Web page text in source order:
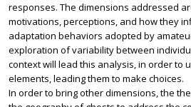
responses. The dimensions addressed
motivations, perceptions, and how they
adaptation behaviors adopted by
exploration of variability between
context will lead this analysis, in order to
elements, leading them to make choices.
In order to bring other dimensions, the